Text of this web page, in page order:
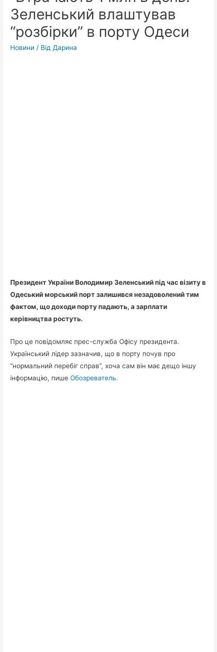
Зеленський влаштував
“розбірки” в порту Одеси
Новини / ВідДарина
Президент України Володимир Зеленський під час візиту в
Одеський морський порт залишився незадоволений тим
фактом, що доходи порту падають, а зарплати
керівництва ростуть.
Про це повідомляє прес-служба Офісу президента.
Український лідер зазначив, що в порту почув про
“нормальний перебіг справ”, хоча сам він має дещо іншу
інформацію, пишеОбозреватель.